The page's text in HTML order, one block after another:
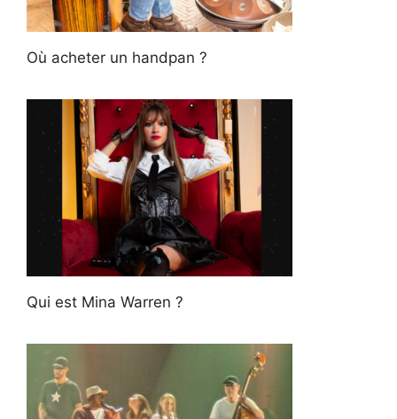
Où acheter un handpan ?
Qui est Mina Warren ?